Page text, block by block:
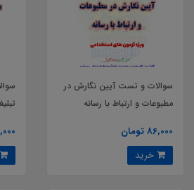
سوالات و تست آیین نگارش در
مطبوعات و ارتباط با رسانه
86,000 تومان